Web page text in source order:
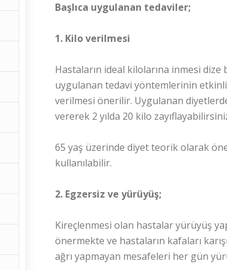
Başlıca uygulanan tedaviler;
1. Kilo verilmesi
Hastaların ideal kilolarına inmesi dize
uygulanan tedavi yöntemlerinin
verilmesi önerilir. Uygulanan
vererek 2 yılda 20 kilo
65 yaş üzerinde diyet teorik olarak
kullanılabilir.
2. Egzersiz ve yürüyüş;
Kireçlenmesi olan hastalar yürüyüş
önermekte ve hastaların kafaları
ağrı yapmayan mesafeleri her gün